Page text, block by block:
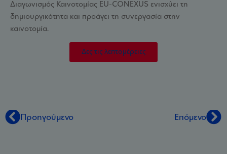
Διαγωνισμός Καινοτομίας EU-CONEXUS ενισχύει τη
δημιουργικότητα και προάγει τη συνεργασία στην
καινοτομία.
Δες τις λεπτομέρειες
Προηγούμενο Επόμενο